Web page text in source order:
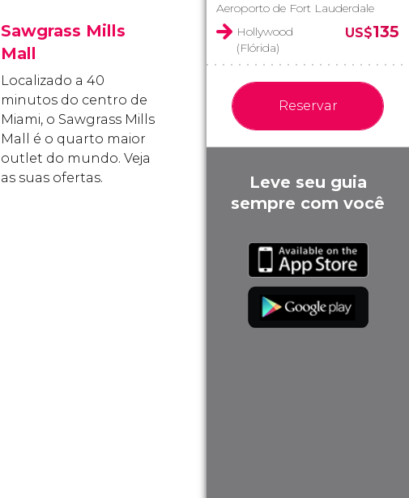
Sawgrass Mills
Mall
Localizado a 40
minutos do centro de
Miami, o Sawgrass Mills
Mall é o quarto maior
outlet do mundo. Veja
as suas ofertas.
Aeroporto de Fort Lauderdale
Hollywood
(Flórida)
US$135
Reservar
Leve seu guia
sempre com você